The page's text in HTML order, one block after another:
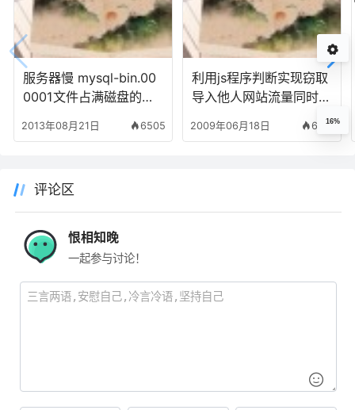
服务器慢 mysql-bin.00
0001文件占满磁盘的原
2013年08月21日 6505
利用js程序判断实现窃取
导入他人网站流量同时不
易被原站长发现的js代码
2009年06月18日 6197
评论区
恨相知晚
一起参与讨论！
16%